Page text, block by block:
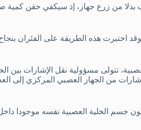
بدلا من زرع جهاز، إذ سيكفي حقن كمية
وقد اختبرت هذه الطريقة على الفئران
تتولى مسؤولية نقل الإشارات بين
من الجهاز العصبي المركزي إلى
جسم الخلية العصبية نفسه موجودا داخل